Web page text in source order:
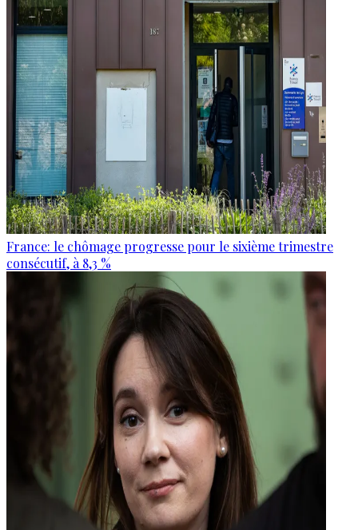
France: le chômage progresse pour le sixième trimestre
consécutif, à 8,3 %